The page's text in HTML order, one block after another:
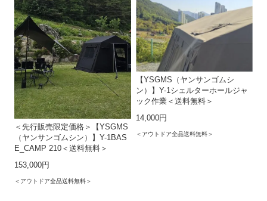
＜先行販売限定価格＞【YSGMS
（ヤンサンゴムシン）】Y-1BAS
E_CAMP 210＜送料無料＞
153,000円
＜アウトドア全品送料無料＞
【YSGMS（ヤンサンゴムシ
ン）】Y-1シェルターホールジャ
ック作業＜送料無料＞
14,000円
＜アウトドア全品送料無料＞